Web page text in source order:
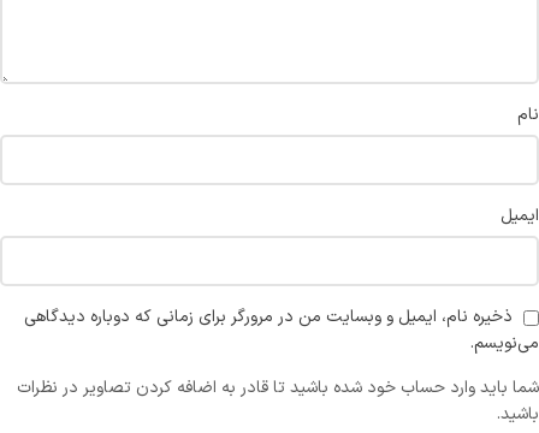
نام
ایمیل
ذخیره نام، ایمیل و وبسایت من در مرورگر برای زمانی که دوباره دیدگاهی
می‌نویسم.
شما باید وارد حساب خود شده باشید تا قادر به اضافه کردن تصاویر در نظرات
باشید.